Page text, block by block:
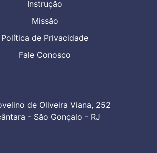
Instrução
Missão
Política de Privacidade
Fale Conosco
de Oliveira Viana, 252
- São Gonçalo - RJ